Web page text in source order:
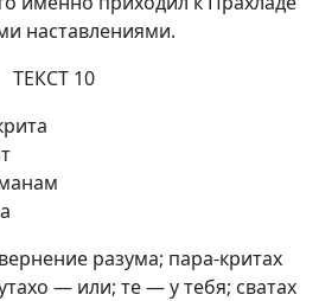
наставлениями.
ТЕКСТ 10
разума; пара-критах
— или; те — у тебя; сватах